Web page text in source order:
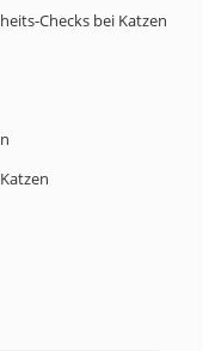
Checks bei Katzen